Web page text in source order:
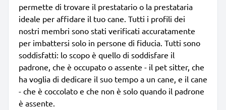
permette di trovare il prestatario o la prestataria
ideale per affidare il tuo cane. Tutti i profili dei
nostri membri sono stati verificati accuratamente
per imbattersi solo in persone di fiducia. Tutti sono
soddisfatti: lo scopo è quello di soddisfare il
padrone, che è occupato o assente - il pet sitter, che
ha voglia di dedicare il suo tempo a un cane, e il cane
- che è coccolato e che non è solo quando il padrone
è assente.